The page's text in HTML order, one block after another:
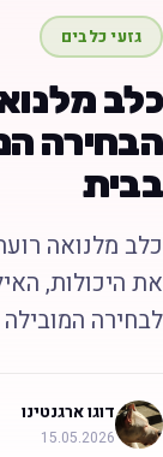
גזעי כלבים
מלנואה
היכולות,
דוגו ארגנטינו
15.05.2026